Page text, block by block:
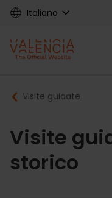
Skip
content
Italiano
Main
navigation
Visite guidate
Visite
storico